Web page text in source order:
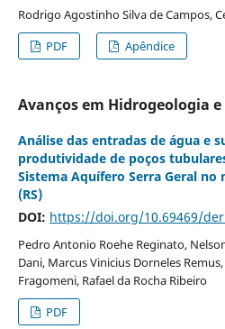
Rodrigo Agostinho Silva de Campos,
PDF
Apêndice
Avanços em Hidrogeologia
Análise das entradas de água e
produtividade de poços
Sistema Aquífero Serra Geral no
(RS)
DOI: https://doi.org/10.69469/
Pedro Antonio Roehe Reginato,
Dani, Marcus Vinicius Dorneles
Fragomeni, Rafael da Rocha Ribeiro
PDF